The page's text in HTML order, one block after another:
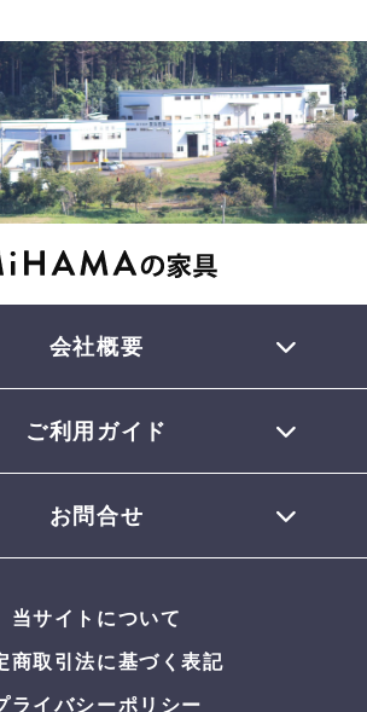
会社概要
ご利用ガイド
お支払いについて
返品・交換について
よくある質問
お問合せ
当サイトについて
商取引法に基づく表記
ライバシーポリシー